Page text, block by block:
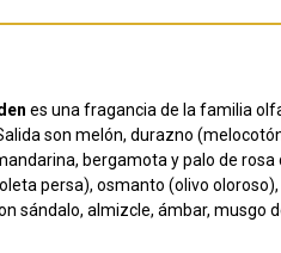
es una fragancia de la familia
son melón, durazno
bergamota y palo de rosa
persa), osmanto (olivo
sándalo, almizcle, ámbar, musgo